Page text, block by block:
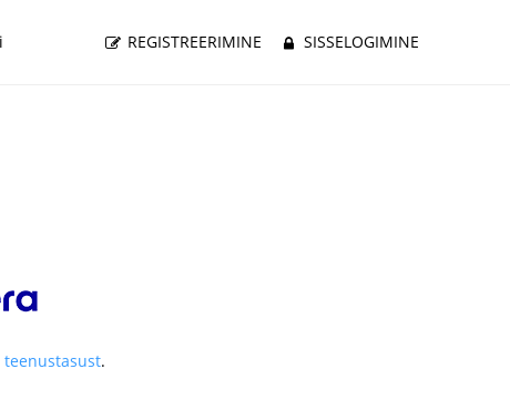
REGISTREERIMINE SISSELOGIMINE
teenustasust.